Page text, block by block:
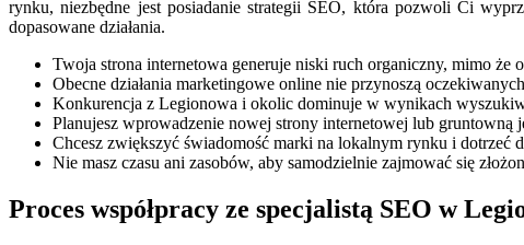
rynku, niezbędne jest posiadanie strategii SEO, która pozwoli Ci
dopasowane działania.
Twoja strona internetowa generuje niski ruch organiczny, mimo że
Obecne działania marketingowe online nie przynoszą
Konkurencja z Legionowa i okolic dominuje w wynikach
Planujesz wprowadzenie nowej strony internetowej lub gruntowną
Chcesz zwiększyć świadomość marki na lokalnym rynku i dotrzeć
Nie masz czasu ani zasobów, aby samodzielnie zajmować się
Proces współpracy ze specjalistą SEO w